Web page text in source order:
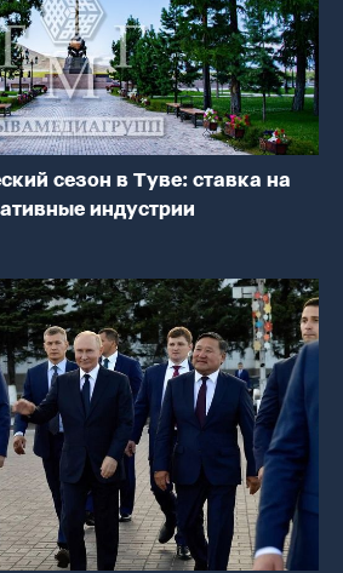
сезон в Туве: ставка на
индустрии